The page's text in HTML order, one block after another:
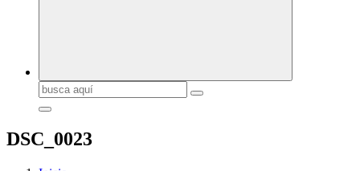
Buscar:
DSC_0023